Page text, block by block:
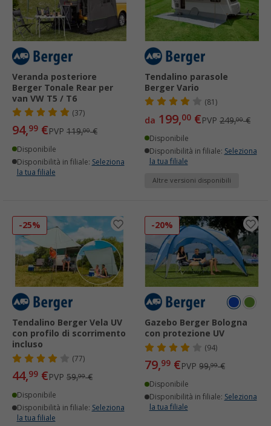
Veranda posteriore
Berger Tonale Rear per
van VW T5 / T6
(37)
94,99 €PVP 119,00€
Disponibile
Disponibilità in filiale: Seleziona
la tua filiale
Tendalino parasole
Berger Vario
(81)
da 199,00 €PVP 249,00€
Disponibile
Disponibilità in filiale: Seleziona
la tua filiale
Altre versioni disponibili
-25%
Tendalino Berger Vela UV
con profilo di scorrimento
incluso
(77)
44,99 €PVP 59,99€
Disponibile
Disponibilità in filiale: Seleziona
la tua filiale
-20%
Gazebo Berger Bologna
con protezione UV
(94)
79,99 €PVP 99,99€
Disponibile
Disponibilità in filiale: Seleziona
la tua filiale